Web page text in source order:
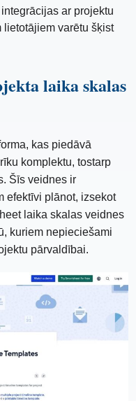
ar projektu
varētu šķist
laika skalas
kas piedāvā
komplektu, tostarp
Šīs veidnes ir
efektīvi plānot, izsekot
laika skalas veidnes
kuriem nepieciešami
pārvaldībai.